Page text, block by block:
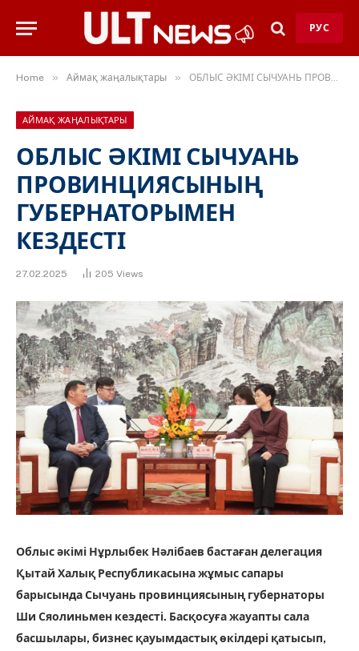
РУС
Home » Аймақ жаңалықтары » ОБЛЫС ӘКІМІ СЫЧУАНЬ ПРОВИНЦИЯСЫНЫҢ ГУБЕРНАТОРЫМЕН КЕЗДЕСТІ
АЙМАҚ ЖАҢАЛЫҚТАРЫ
ОБЛЫС ӘКІМІ СЫЧУАНЬ
ПРОВИНЦИЯСЫНЫҢ
ГУБЕРНАТОРЫМЕН
КЕЗДЕСТІ
27.02.2025 205 Views
Облыс әкімі Нұрлыбек Нәлібаев бастаған делегация
Қытай Халық Республикасына жұмыс сапары
барысында Сычуань провинциясының губернаторы
Ши Сяолиньмен кездесті. Басқосуға жауапты сала
басшылары, бизнес қауымдастық өкілдері қатысып,